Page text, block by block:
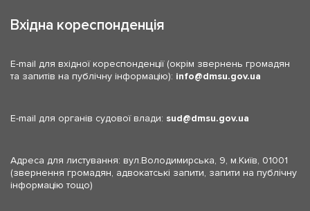
Вхідна кореспонденція
E-mail для вхідної кореспонденції (окрім звернень громадян
та запитів на публічну інформацію): info dmsu.gov.ua
E-mail для органів судової влади: sud dmsu.gov.ua
Адреса для листування: вул.Володимирська, 9, м.Київ, 01001
(звернення громадян, адвокатські запити, запити на публічну
інформацію тощо)